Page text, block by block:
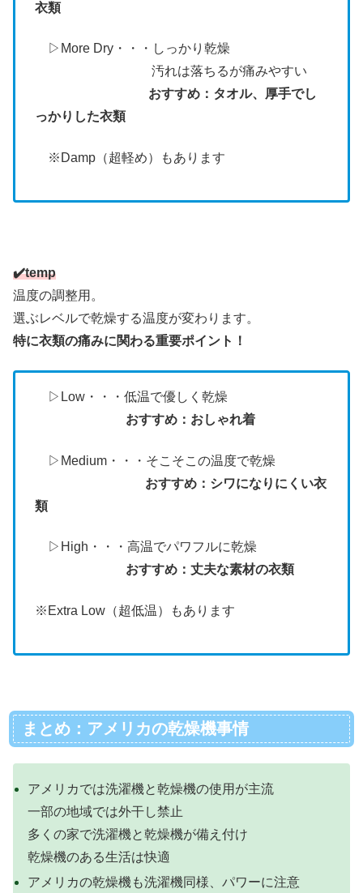
衣類
▷More Dry・・・しっかり乾燥
汚れは落ちるが痛みやすい
おすすめ：タオル、厚手でし
っかりした衣類
※Damp（超軽め）もあります
✔️temp
温度の調整用。
選ぶレベルで乾燥する温度が変わります。
特に衣類の痛みに関わる重要ポイント！
▷Low・・・低温で優しく乾燥
おすすめ：おしゃれ着
▷Medium・・・そこそこの温度で乾燥
おすすめ：シワになりにくい衣
類
▷High・・・高温でパワフルに乾燥
おすすめ：丈夫な素材の衣類
※Extra Low（超低温）もあります
まとめ：アメリカの乾燥機事情
アメリカでは洗濯機と乾燥機の使用が主流
一部の地域では外干し禁止
多くの家で洗濯機と乾燥機が備え付け
乾燥機のある生活は快適
アメリカの乾燥機も洗濯機同様、パワーに注意